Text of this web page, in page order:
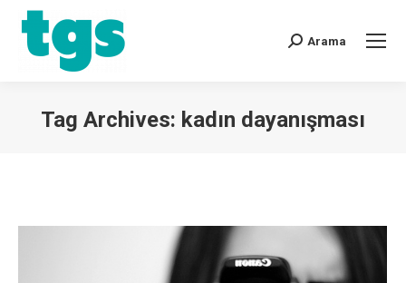
Arama
Tag Archives: kadın dayanışması